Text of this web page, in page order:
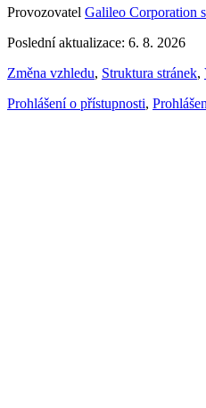
Provozovatel Galileo Corporation
Poslední aktualizace: 6. 8. 2026
Změna vzhledu, Struktura stránek,
Prohlášení o přístupnosti,